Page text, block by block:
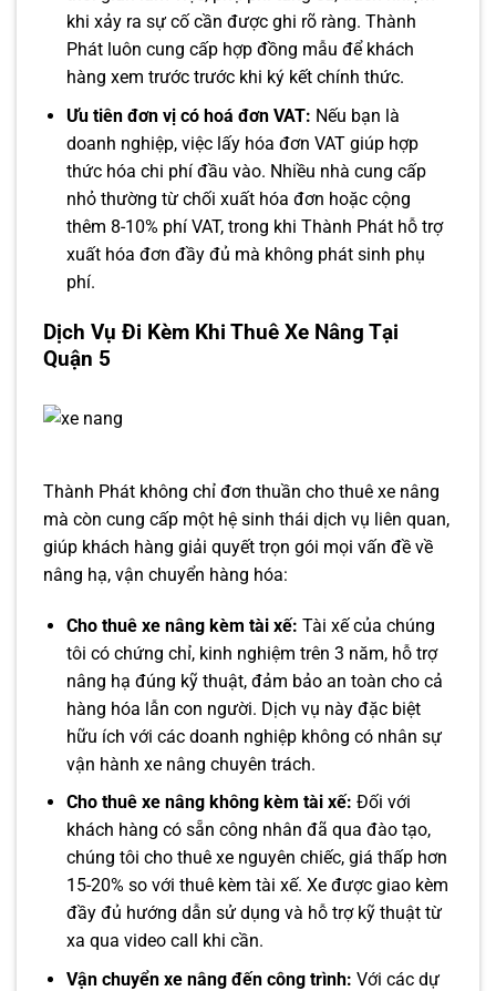
khi xảy ra sự cố cần được ghi rõ ràng. Thành
Phát luôn cung cấp hợp đồng mẫu để khách
hàng xem trước trước khi ký kết chính thức.
Ưu tiên đơn vị có hoá đơn VAT: Nếu bạn là
doanh nghiệp, việc lấy hóa đơn VAT giúp hợp
thức hóa chi phí đầu vào. Nhiều nhà cung cấp
nhỏ thường từ chối xuất hóa đơn hoặc cộng
thêm 8-10% phí VAT, trong khi Thành Phát hỗ trợ
xuất hóa đơn đầy đủ mà không phát sinh phụ
phí.
Dịch Vụ Đi Kèm Khi Thuê Xe Nâng Tại
Quận 5
Thành Phát không chỉ đơn thuần cho thuê xe nâng
mà còn cung cấp một hệ sinh thái dịch vụ liên quan,
giúp khách hàng giải quyết trọn gói mọi vấn đề về
nâng hạ, vận chuyển hàng hóa:
Cho thuê xe nâng kèm tài xế: Tài xế của chúng
tôi có chứng chỉ, kinh nghiệm trên 3 năm, hỗ trợ
nâng hạ đúng kỹ thuật, đảm bảo an toàn cho cả
hàng hóa lẫn con người. Dịch vụ này đặc biệt
hữu ích với các doanh nghiệp không có nhân sự
vận hành xe nâng chuyên trách.
Cho thuê xe nâng không kèm tài xế: Đối với
khách hàng có sẵn công nhân đã qua đào tạo,
chúng tôi cho thuê xe nguyên chiếc, giá thấp hơn
15-20% so với thuê kèm tài xế. Xe được giao kèm
đầy đủ hướng dẫn sử dụng và hỗ trợ kỹ thuật từ
xa qua video call khi cần.
Vận chuyển xe nâng đến công trình: Với các dự